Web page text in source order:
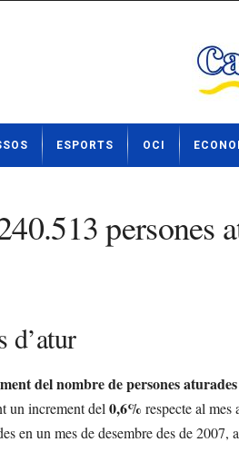
ESPORTS OCI
persones
d’atur
del nombre de persones aturades
un increment del 0,6% respecte al
en un mes de desembre des de